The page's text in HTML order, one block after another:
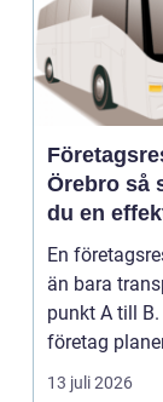
Örebro så skapar
du en
En
än bara
punkt A till
företag
resa för m...
13 juli 2026